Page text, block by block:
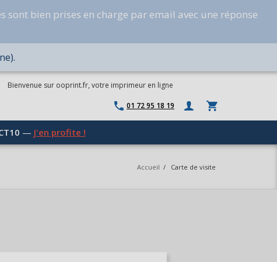
bien prises en charge par email avec une réponse
Bienvenue sur ooprint.fr, votre imprimeur en ligne
01 72 95 18 19
— J'en profite !
Accueil / Carte de visite